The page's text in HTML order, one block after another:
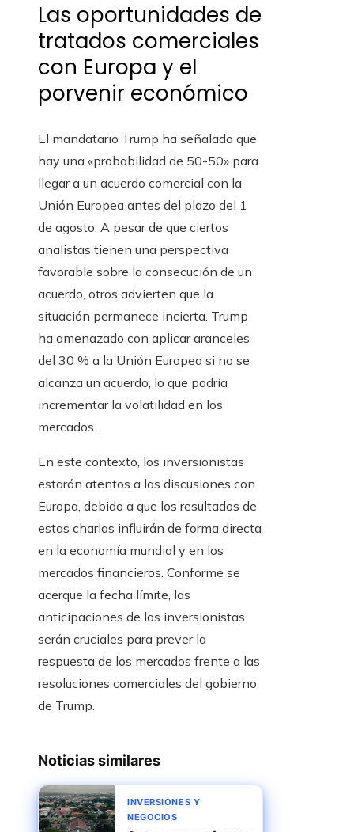
Las oportunidades de
tratados comerciales
con Europa y el
porvenir económico
El mandatario Trump ha señalado que
hay una «probabilidad de 50-50» para
llegar a un acuerdo comercial con la
Unión Europea antes del plazo del 1
de agosto. A pesar de que ciertos
analistas tienen una perspectiva
favorable sobre la consecución de un
acuerdo, otros advierten que la
situación permanece incierta. Trump
ha amenazado con aplicar aranceles
del 30 % a la Unión Europea si no se
alcanza un acuerdo, lo que podría
incrementar la volatilidad en los
mercados.
En este contexto, los inversionistas
estarán atentos a las discusiones con
Europa, debido a que los resultados de
estas charlas influirán de forma directa
en la economía mundial y en los
mercados financieros. Conforme se
acerque la fecha límite, las
anticipaciones de los inversionistas
serán cruciales para prever la
respuesta de los mercados frente a las
resoluciones comerciales del gobierno
de Trump.
Noticias similares
INVERSIONES Y
NEGOCIOS